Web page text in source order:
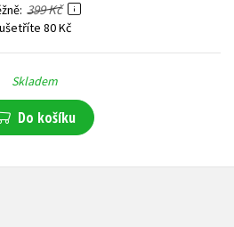
399 Kč
ušetříte 80 Kč
Skladem
Do košíku